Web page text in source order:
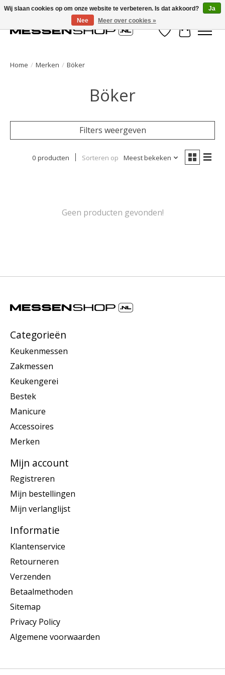
Verlanglijst
Home / Merken / Böker
Böker
Filters weergeven
0 producten Sorteren op Meest bekeken
Geen producten gevonden!
Categorieën
Keukenmessen
Zakmessen
Keukengerei
Bestek
Manicure
Accessoires
Merken
Mijn account
Registreren
Mijn bestellingen
Mijn verlanglijst
Informatie
Klantenservice
Retourneren
Verzenden
Betaalmethoden
Sitemap
Privacy Policy
Algemene voorwaarden
Wij slaan cookies op om onze website te verbeteren. Is dat akkoord?
Ja
Nee
Meer over cookies »